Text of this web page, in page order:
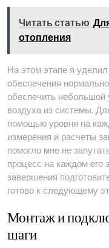
Читать статью
отопления
На этом этапе я
обеспечения
обеспечить небольшой
воздуха из системы.
помощью уровня на
измерения и расчеты
помогло мне не
процесс на каждом его
завершения
готово к следующему
Монтаж и
шаги